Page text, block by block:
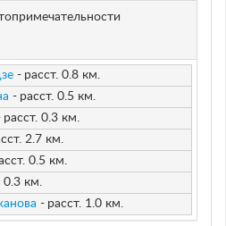
- расст. 0.8 км.
- расст. 0.5 км.
расст. 0.3 км.
2.7 км.
0.5 км.
0.3 км.
- расст. 1.0 км.